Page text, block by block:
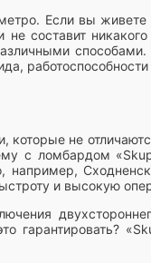
Если вы
составит
работоспособности
не
с ломбардом
и высокую
гарантировать?